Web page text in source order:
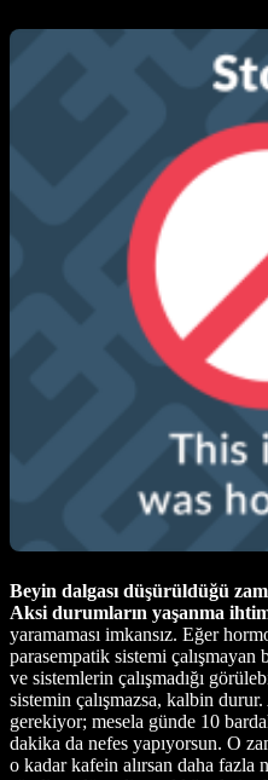
Beyin dalgası düşürüldüğü
Aksi durumların yaşanma
yaramaması imkansız. Eğer
parasempatik sistemi çalışmayan
ve sistemlerin çalışmadığı
sistemin çalışmazsa, kalbin
gerekiyor; mesela günde 10
dakika da nefes yapıyorsun. O
o kadar kafein alırsan daha fazla